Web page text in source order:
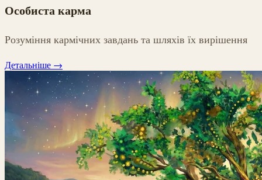
Особиста карма
Розуміння кармічних завдань та шляхів їх вирішення
Детальніше →